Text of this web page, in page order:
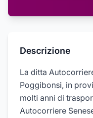
Descrizione
La ditta
Poggibonsi, in
molti anni di
Autocorriere